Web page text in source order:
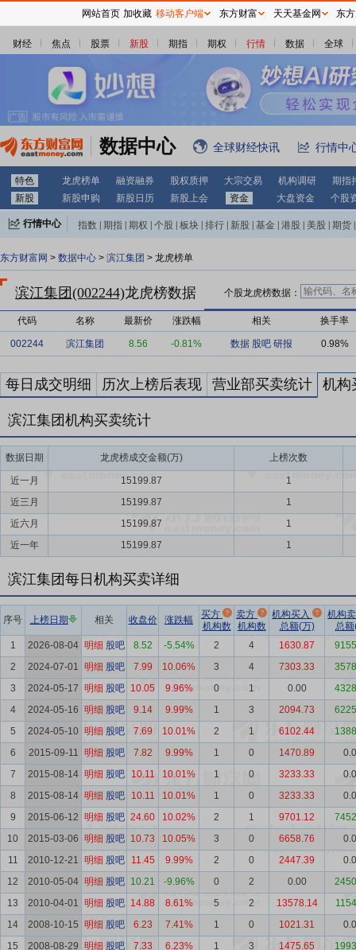
财经 焦点 股票 新股 期指 期权 行情 数据 全球
数据中心 全球财经快讯 行情中
特色 龙虎榜单 融资融券 股权质押 大宗交易 机构调研
期指
新股
新股申购 新股日历 新股上会 资金 大盘资金 个股
行情中心 指数 期指 期权 个股 板块 排行 新股 基金 港股 美股 期货
东方财富网 > 数据中心 > 滨江集团 > 龙虎榜单
滨江集团(002244)龙虎榜数据 个股龙虎榜数据：
代码 名称 最新价 涨跌幅 相关 换手率
002244 滨江集团 8.56 -0.81% 数据 股吧 研报 0.98%
每日成交明细 历次上榜后表现 营业部买卖统计 机构
滨江集团机构买卖统计
数据日期 龙虎榜成交金额(万) 上榜次数
近一月 15199.87
1
近三月
15199.87
1
近六月
15199.87
1
近一年
15199.87 1
滨江集团每日机构买卖详细
序号 上榜日期 相关 收盘价 涨跌幅
买方
机构数
卖方
机构数
机构买入
总额(万)
机构
总
1
2026-08-04 明细 股吧 8.52 -5.54% 2 4 1630.87
2
2024-07-01 明细 股吧 7.99 10.06% 3 4 7303.33
3
2024-05-17 明细 股吧 10.05 9.96% 0 1 0.00
4
2024-05-16 明细 股吧 9.14 9.99% 1 3 2094.73
5
2024-05-10 明细 股吧 7.69 10.01% 2 1 6102.44
6
2015-09-11 明细 股吧 7.82 9.99% 1 0 1470.89
7
2015-08-14 明细 股吧 10.11 10.01% 1 0 3233.33
8
2015-08-14 明细 股吧 10.11 10.01% 1 0 3233.33
9
2015-06-12 明细 股吧 24.60 10.02% 2 1 9701.12
10
2015-03-06 明细 股吧 10.73 10.05% 3 0 6658.76
11
2010-12-21 明细 股吧 11.45 9.99% 2 0 2447.39
12
2010-05-04 明细 股吧 10.21 -9.96% 0 2 0.00
13
2010-04-01 明细 股吧 14.88 8.61% 5 2 13578.14
14
2008-10-15 明细 股吧 6.23 7.41% 1 0 1021.31
15
2008-08-29 明细 股吧 7.33 6.23% 1 3 1475.65
网站首页 加收藏 移动客户端 东方财富 天天基金网 东